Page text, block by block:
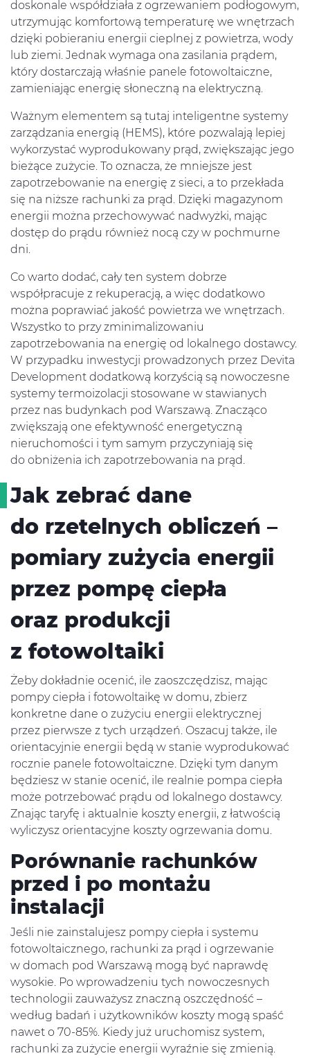
doskonale współdziała z ogrzewaniem podłogowym,
utrzymując komfortową temperaturę we wnętrzach
dzięki pobieraniu energii cieplnej z powietrza, wody
lub ziemi. Jednak wymaga ona zasilania prądem,
który dostarczają właśnie panele fotowoltaiczne,
zamieniając energię słoneczną na elektryczną.
Ważnym elementem są tutaj inteligentne systemy
zarządzania energią (HEMS), które pozwalają lepiej
wykorzystać wyprodukowany prąd, zwiększając jego
bieżące zużycie. To oznacza, że mniejsze jest
zapotrzebowanie na energię z sieci, a to przekłada
się na niższe rachunki za prąd. Dzięki magazynom
energii można przechowywać nadwyżki, mając
dostęp do prądu również nocą czy w pochmurne
dni.
Co warto dodać, cały ten system dobrze
współpracuje z rekuperacją, a więc dodatkowo
można poprawiać jakość powietrza we wnętrzach.
Wszystko to przy zminimalizowaniu
zapotrzebowania na energię od lokalnego dostawcy.
W przypadku inwestycji prowadzonych przez Devita
Development dodatkową korzyścią są nowoczesne
systemy termoizolacji stosowane w stawianych
przez nas budynkach pod Warszawą. Znacząco
zwiększają one efektywność energetyczną
nieruchomości i tym samym przyczyniają się
do obniżenia ich zapotrzebowania na prąd.
Jak zebrać dane
do rzetelnych obliczeń –
pomiary zużycia energii
przez pompę ciepła
oraz produkcji
z fotowoltaiki
Żeby dokładnie ocenić, ile zaoszczędzisz, mając
pompy ciepła i fotowoltaikę w domu, zbierz
konkretne dane o zużyciu energii elektrycznej
przez pierwsze z tych urządzeń. Oszacuj także, ile
orientacyjnie energii będą w stanie wyprodukować
rocznie panele fotowoltaiczne. Dzięki tym danym
będziesz w stanie ocenić, ile realnie pompa ciepła
może potrzebować prądu od lokalnego dostawcy.
Znając taryfę i aktualnie koszty energii, z łatwością
wyliczysz orientacyjne koszty ogrzewania domu.
Porównanie rachunków
przed i po montażu
instalacji
Jeśli nie zainstalujesz pompy ciepła i systemu
fotowoltaicznego, rachunki za prąd i ogrzewanie
w domach pod Warszawą mogą być naprawdę
wysokie. Po wprowadzeniu tych nowoczesnych
technologii zauważysz znaczną oszczędność –
według badań i użytkowników koszty mogą spaść
nawet o 70-85%. Kiedy już uruchomisz system,
rachunki za zużycie energii wyraźnie się zmienią.